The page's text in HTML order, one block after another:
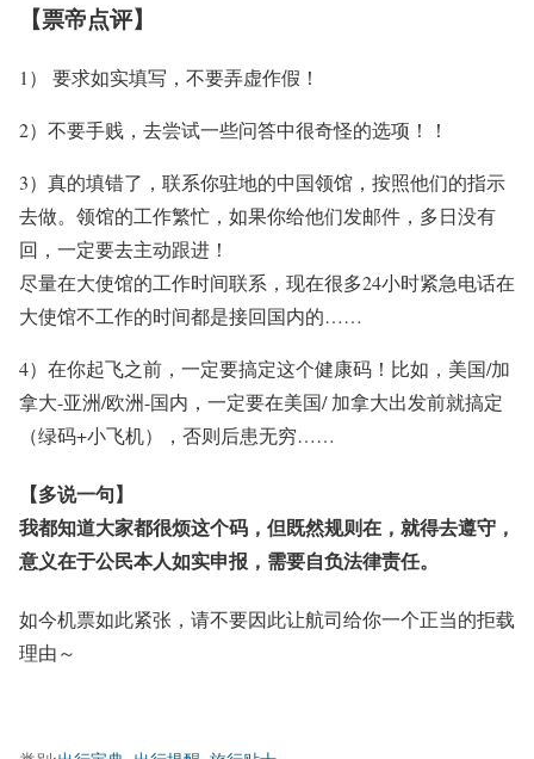
【票帝点评】
1） 要求如实填写，不要弄虚作假！
2）不要手贱，去尝试一些问答中很奇怪的选项！！
3）真的填错了，联系你驻地的中国领馆，按照他们的指示
去做。领馆的工作繁忙，如果你给他们发邮件，多日没有
回，一定要去主动跟进！
尽量在大使馆的工作时间联系，现在很多24小时紧急电话在
大使馆不工作的时间都是接回国内的……
4）在你起飞之前，一定要搞定这个健康码！比如，美国/加
拿大-亚洲/欧洲-国内，一定要在美国/ 加拿大出发前就搞定
（绿码+小飞机），否则后患无穷……
【多说一句】
我都知道大家都很烦这个码，但既然规则在，就得去遵守，
意义在于公民本人如实申报，需要自负法律责任。
如今机票如此紧张，请不要因此让航司给你一个正当的拒载
理由～